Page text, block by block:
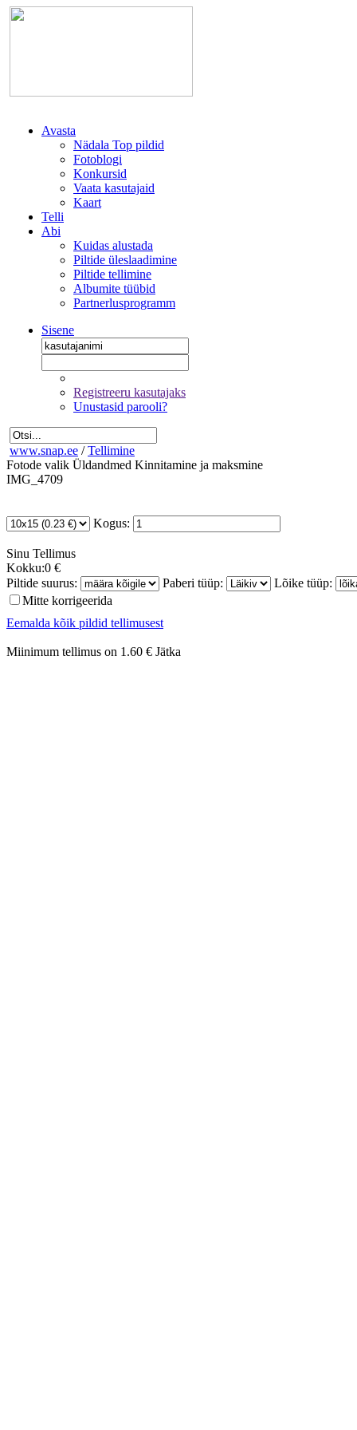
Avasta
Nädala Top pildid
Fotoblogi
Konkursid
Vaata kasutajaid
Kaart
Telli
Abi
Kuidas alustada
Piltide üleslaadimine
Piltide tellimine
Albumite tüübid
Partnerlusprogramm
Sisene
Registreeru kasutajaks
Unustasid parooli?
www.snap.ee / Tellimine
Fotode valik Üldandmed Kinnitamine ja maksmine
IMG_4709
Kogus:
Sinu Tellimus
Kokku:0 €
Piltide suurus:
Paberi tüüp:
Lõike tüüp:
Mitte korrigeerida
Eemalda kõik pildid tellimusest
Miinimum tellimus on 1.60 € Jätka